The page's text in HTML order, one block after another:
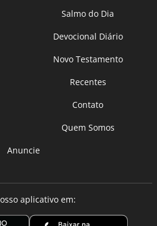
Salmo do Dia
Devocional Diário
Novo Testamento
Recentes
Contato
Quem Somos
Anuncie
aplicativo em: